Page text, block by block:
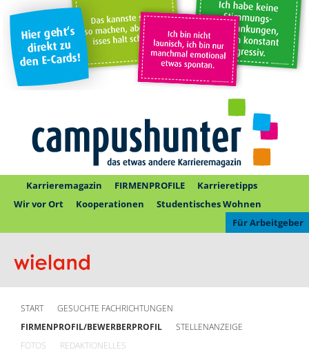
Karrieremagazin FIRMENPROFILE
Karrieretipps
Wir vor Ort
Kooperationen
Studentisches Wohnen
Für Arbeitgeber
START
GESUCHTE FACHRICHTUNGEN
FIRMENPROFIL/BEWERBERPROFIL
STELLENANZEIGE
FOTOS
REDAKTIONELLES